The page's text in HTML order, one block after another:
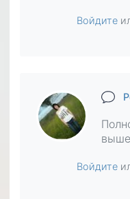
Войдите
Войдите